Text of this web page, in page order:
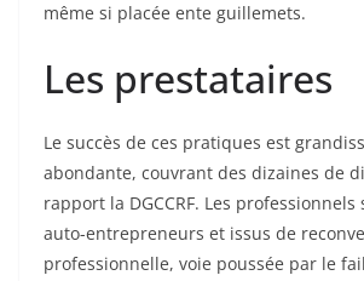
même si placée ente guillemets.
Les prestataires
Le succès de ces pratiques est
abondante, couvrant des dizaines de
rapport la DGCCRF. Les
auto-entrepreneurs et issus de
professionnelle, voie poussée par le